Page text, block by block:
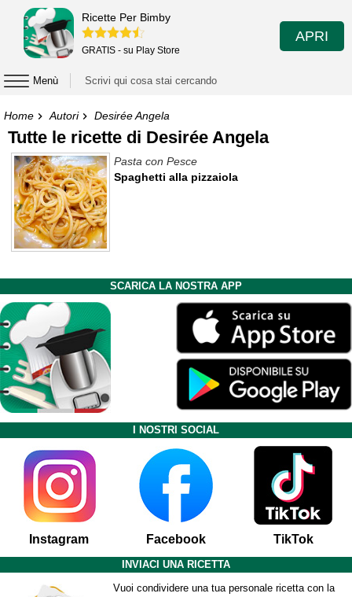
Ricette Per Bimby
GRATIS - su Play Store
APRI
Menù
Home Autori Desirée Angela
Tutte le ricette di Desirée Angela
Spaghetti alla pizzaiola
Pasta con Pesce
SCARICA LA NOSTRA APP
I NOSTRI SOCIAL
Instagram Facebook TikTok
INVIACI UNA RICETTA
Vuoi condividere una tua personale ricetta con la